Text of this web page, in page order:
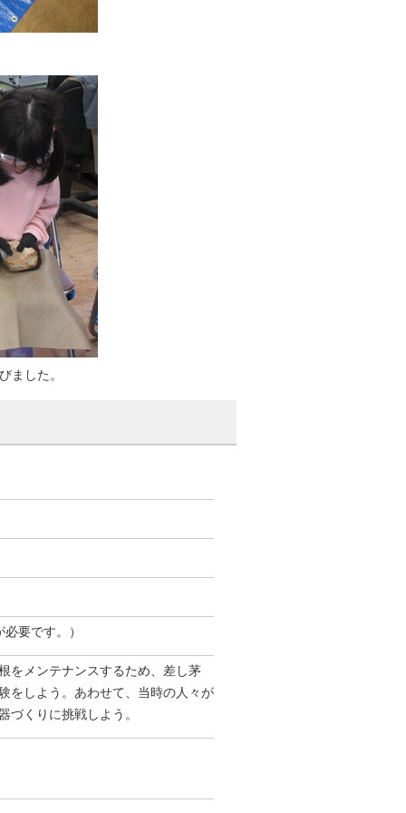
ました。
要です。）
をメンテナンスするため、差し茅
をしよう。あわせて、当時の人々が
づくりに挑戦しよう。